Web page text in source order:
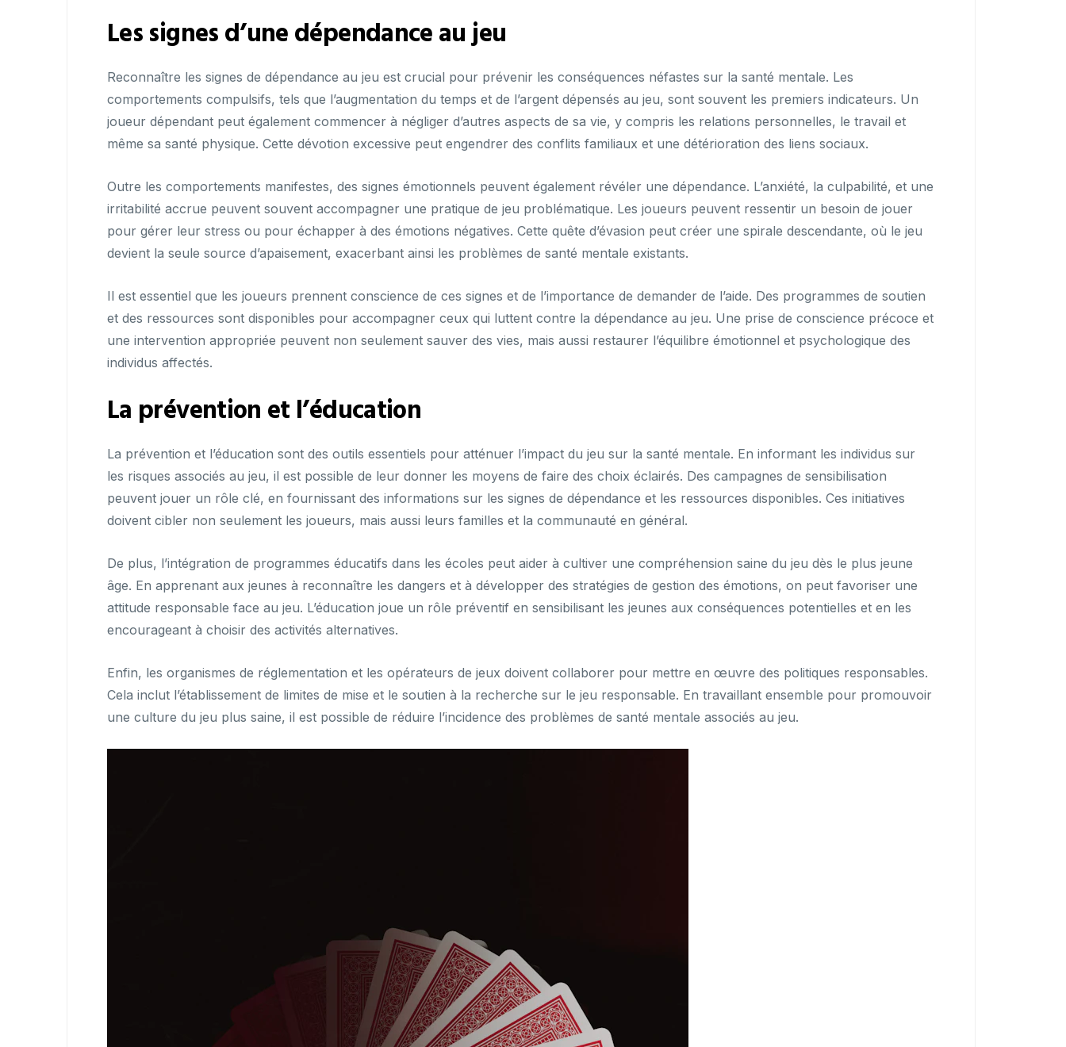
Les signes d’une dépendance au jeu
Reconnaître les signes de dépendance au jeu est crucial pour prévenir les conséquences néfastes sur la santé mentale. Les
comportements compulsifs, tels que l’augmentation du temps et de l’argent dépensés au jeu, sont souvent les premiers indicateurs. Un
joueur dépendant peut également commencer à négliger d’autres aspects de sa vie, y compris les relations personnelles, le travail et
même sa santé physique. Cette dévotion excessive peut engendrer des conflits familiaux et une détérioration des liens sociaux.
Outre les comportements manifestes, des signes émotionnels peuvent également révéler une dépendance. L’anxiété, la culpabilité, et une
irritabilité accrue peuvent souvent accompagner une pratique de jeu problématique. Les joueurs peuvent ressentir un besoin de jouer
pour gérer leur stress ou pour échapper à des émotions négatives. Cette quête d’évasion peut créer une spirale descendante, où le jeu
devient la seule source d’apaisement, exacerbant ainsi les problèmes de santé mentale existants.
Il est essentiel que les joueurs prennent conscience de ces signes et de l’importance de demander de l’aide. Des programmes de soutien
et des ressources sont disponibles pour accompagner ceux qui luttent contre la dépendance au jeu. Une prise de conscience précoce et
une intervention appropriée peuvent non seulement sauver des vies, mais aussi restaurer l’équilibre émotionnel et psychologique des
individus affectés.
La prévention et l’éducation
La prévention et l’éducation sont des outils essentiels pour atténuer l’impact du jeu sur la santé mentale. En informant les individus sur
les risques associés au jeu, il est possible de leur donner les moyens de faire des choix éclairés. Des campagnes de sensibilisation
peuvent jouer un rôle clé, en fournissant des informations sur les signes de dépendance et les ressources disponibles. Ces initiatives
doivent cibler non seulement les joueurs, mais aussi leurs familles et la communauté en général.
De plus, l’intégration de programmes éducatifs dans les écoles peut aider à cultiver une compréhension saine du jeu dès le plus jeune
âge. En apprenant aux jeunes à reconnaître les dangers et à développer des stratégies de gestion des émotions, on peut favoriser une
attitude responsable face au jeu. L’éducation joue un rôle préventif en sensibilisant les jeunes aux conséquences potentielles et en les
encourageant à choisir des activités alternatives.
Enfin, les organismes de réglementation et les opérateurs de jeux doivent collaborer pour mettre en œuvre des politiques responsables.
Cela inclut l’établissement de limites de mise et le soutien à la recherche sur le jeu responsable. En travaillant ensemble pour promouvoir
une culture du jeu plus saine, il est possible de réduire l’incidence des problèmes de santé mentale associés au jeu.